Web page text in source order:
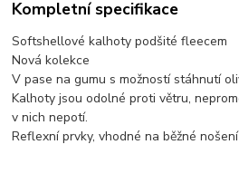
Kompletní specifikace
Softshellové kalhoty podšité fleecem
Nová kolekce
V pase na gumu s možností stáhnutí
Kalhoty jsou odolné proti větru,
v nich nepotí.
Reflexní prvky, vhodné na běžné